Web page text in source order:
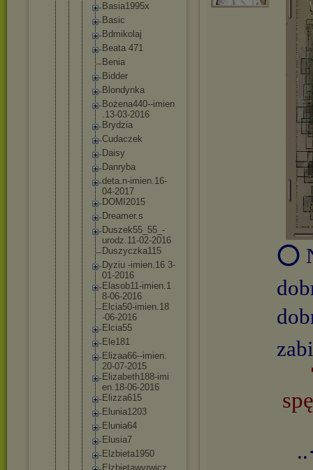
Basia1995x
Basic
Bdmikolaj
Beata 471
Benia
Bidder
Blondynka
Bożena440--imien
.13-03-2016
Brydzia
Cudaczek
Daisy
Danryba
deta.n-imien.16-
04-2017
DOMI2015
Dreamer.s
Duszek55 _55_-
urodz.11-02-2016
Duszyczka115
Dyziu -imien.16 3-
01-2016
Elasob11-imien.1
8-06-2016
Elcia50-imien.18
-06-2016
Elcia55
Ele181
Elizaa66--imien.
20-07-2015
Elizabeth188-imi
en.18-06-2016
Elizza615
Elunia1203
Elunia64
Elusia7
Elzbieta1950
Elzbietawyrwicz
⭕